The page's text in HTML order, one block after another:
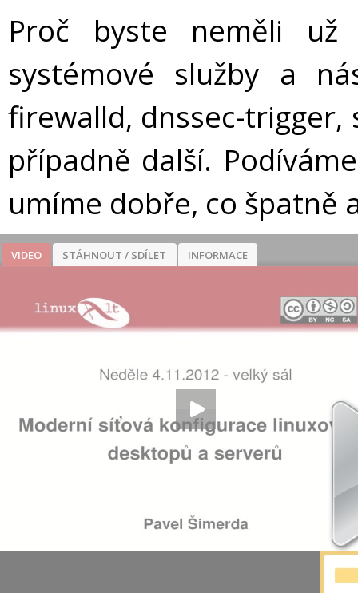
Proč byste neměli už
systémové služby a
firewalld, dnssec-
případně další.
umíme dobře, co špatně
VIDEO STÁHNOUT / SDÍLET INFORMACE